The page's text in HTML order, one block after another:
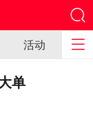
活动
单